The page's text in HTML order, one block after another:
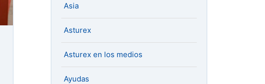
Asia
Asturex
Asturex en los medios
Ayudas